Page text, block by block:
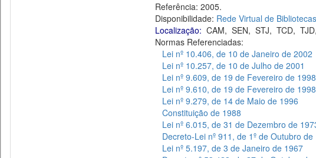
Referência: 2005.
Disponibilidade: Rede Virtual de Bibliotecas
Localização: CAM, SEN, STJ, TCD, TJD,
Normas Referenciadas:
Lei nº 10.406, de 10 de Janeiro de 2002
Lei nº 10.257, de 10 de Julho de 2001
Lei nº 9.609, de 19 de Fevereiro de 1998
Lei nº 9.610, de 19 de Fevereiro de 1998
Lei nº 9.279, de 14 de Maio de 1996
Constituição de 1988
Lei nº 6.015, de 31 de Dezembro de
Decreto-Lei nº 911, de 1º de Outubro de
Lei nº 5.197, de 3 de Janeiro de 1967